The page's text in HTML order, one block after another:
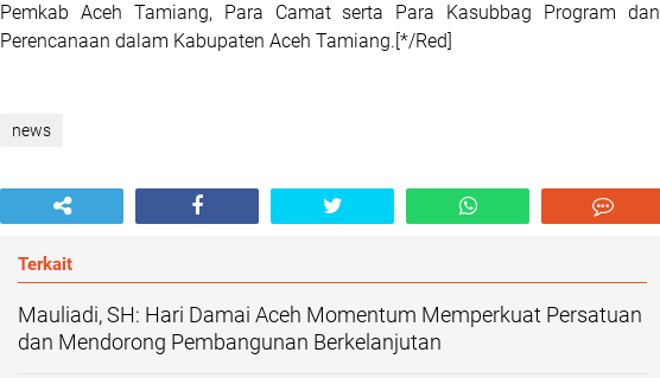
Pemkab Aceh Tamiang, Para Camat serta Para Kasubbag Program dan
Perencanaan dalam Kabupaten Aceh Tamiang.[*/Red]
news
Terkait
Mauliadi, SH: Hari Damai Aceh Momentum Memperkuat Persatuan
dan Mendorong Pembangunan Berkelanjutan